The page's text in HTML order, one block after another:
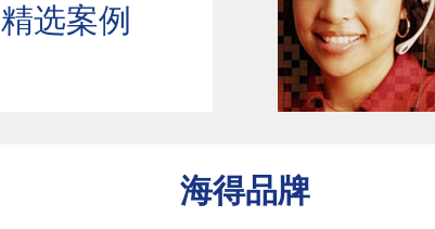
精选案例
海得品牌